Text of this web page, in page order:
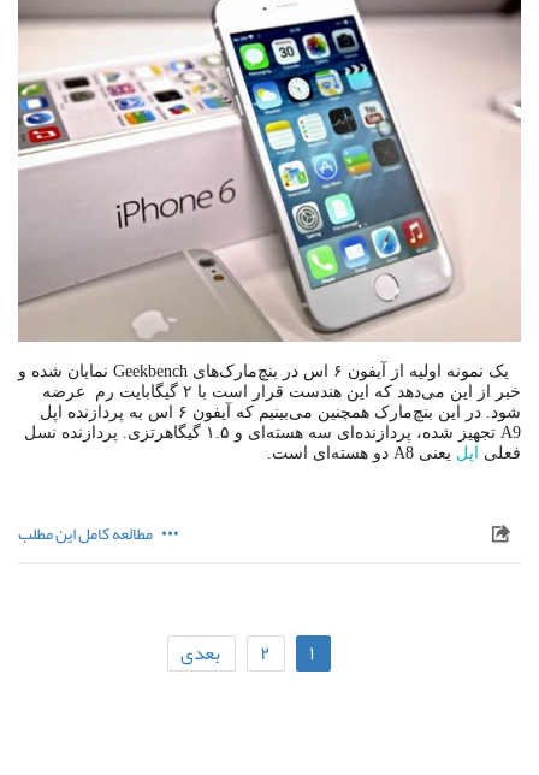
یک نمونه اولیه از آیفون ۶ اس در بنچ‌مارک‌های Geekbench نمایان شده و
خبر از این می‌دهد که این هندست قرار است با ۲ گیگابایت رم عرضه
شود. در این بنچ‌مارک همچنین می‌بینیم که آیفون ۶ اس به پردازنده اپل
A9 تجهیز شده، پردازنده‌ای سه هسته‌ای و ۱.۵ گیگاهرتزی. پردازنده نسل
فعلی
اپل یعنی A8 دو هسته‌ای است.
مطالعه کامل این مطلب
۱ ۲ بعدی